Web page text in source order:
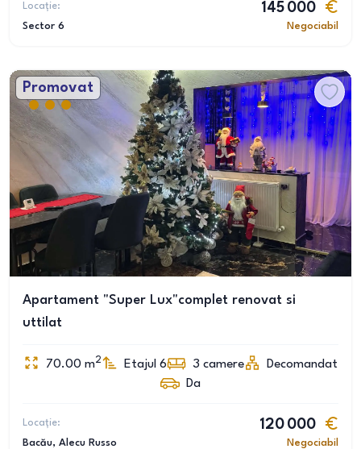
Locație:
Sector 6
145 000
Negociabil
Promovat
Apartament "Super Lux"complet renovat si
uttilat
70.00 m2 Etajul 6 3 camere
Decomandat
Da
Locație:
Bacău, Alecu Russo
120 000
Negociabil